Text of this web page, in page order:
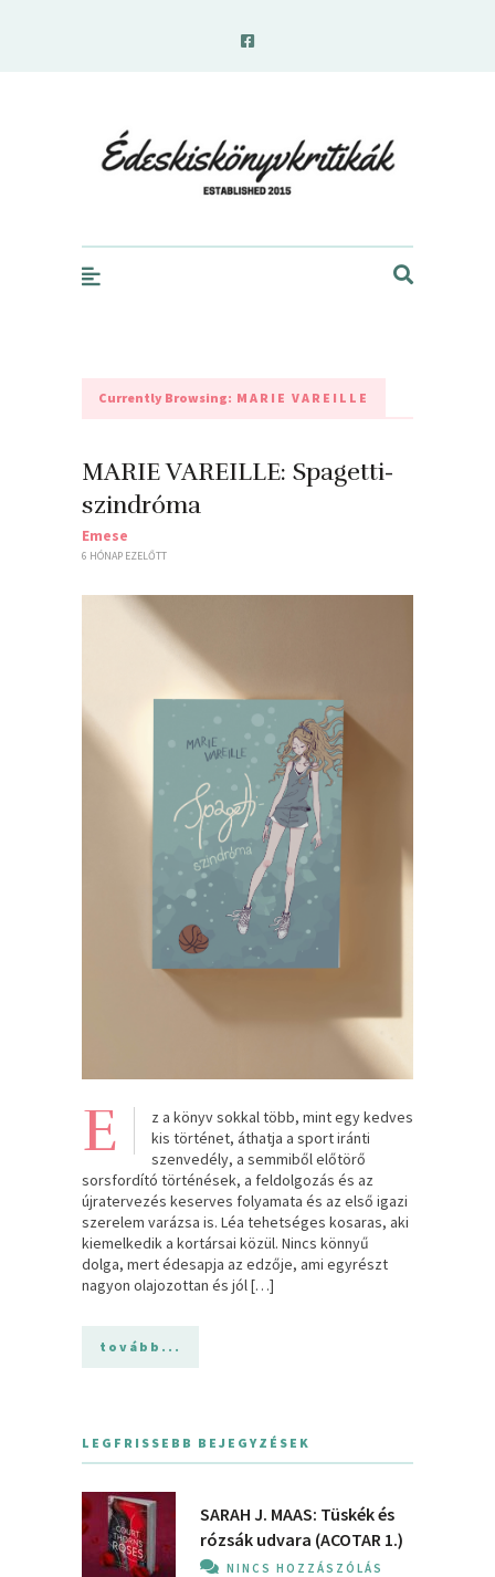
Currently Browsing: MARIE VAREILLE
MARIE VAREILLE: Spagetti-
szindróma
Emese
6 HÓNAP EZELŐTT
E
z a könyv sokkal több, mint egy kedves
kis történet, áthatja a sport iránti
szenvedély, a semmiből előtörő
sorsfordító történések, a feldolgozás és az
újratervezés keserves folyamata és az első igazi
szerelem varázsa is. Léa tehetséges kosaras, aki
kiemelkedik a kortársai közül. Nincs könnyű
dolga, mert édesapja az edzője, ami egyrészt
nagyon olajozottan és jól […]
tovább...
LEGFRISSEBB BEJEGYZÉSEK
SARAH J. MAAS: Tüskék és
rózsák udvara (ACOTAR 1.)
NINCS HOZZÁSZÓLÁS